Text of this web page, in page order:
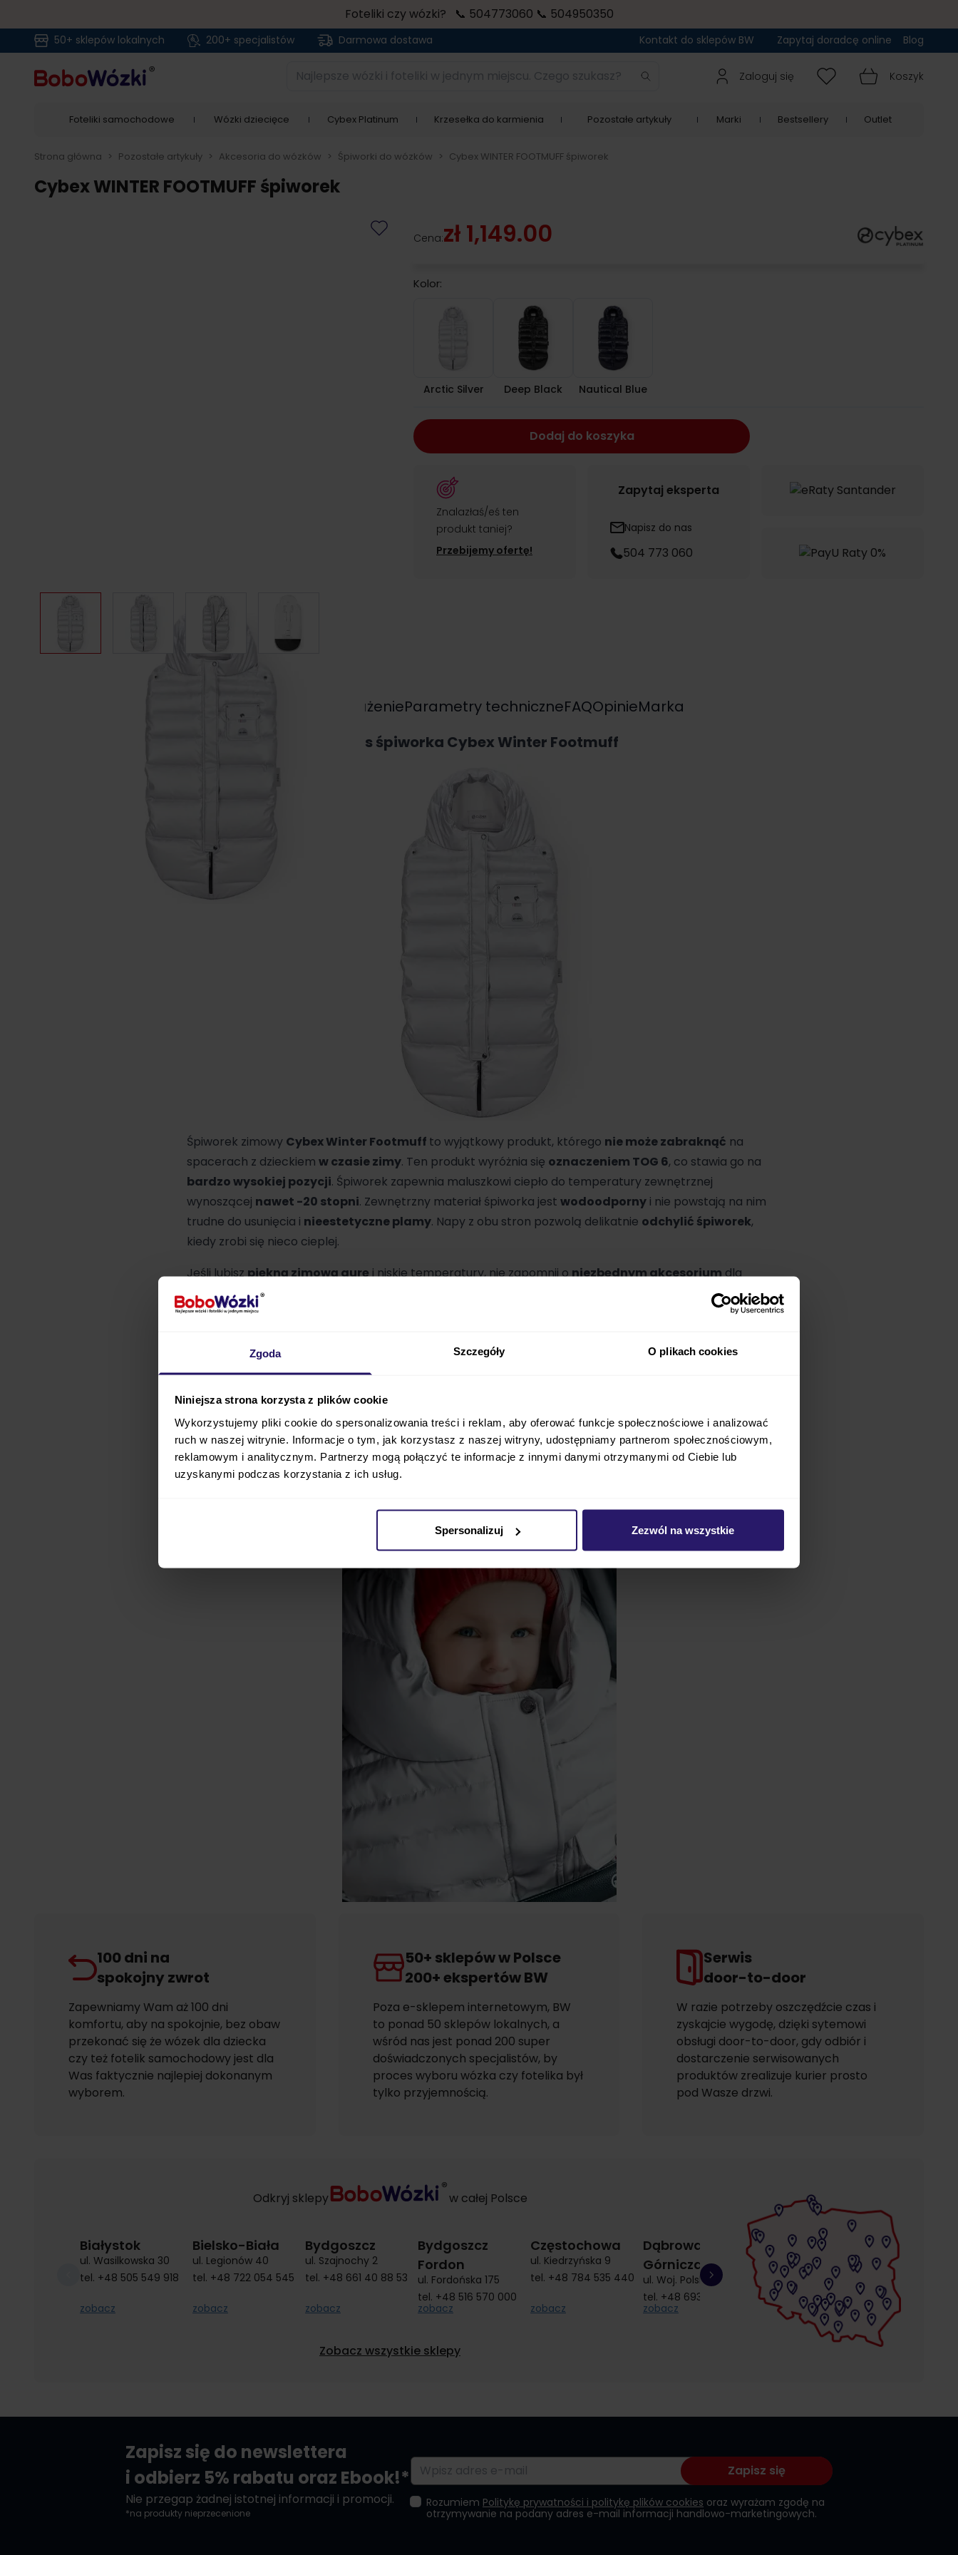
Zgoda Szczegóły O plikach cookies
Niniejsza strona korzysta z plików cookie
Wykorzystujemy pliki cookie do spersonalizowania treści i reklam, aby oferować funkcje społecznościowe i analizować
ruch w naszej witrynie. Informacje o tym, jak korzystasz z naszej witryny, udostępniamy partnerom społecznościowym,
reklamowym i analitycznym. Partnerzy mogą połączyć te informacje z innymi danymi otrzymanymi od Ciebie lub
uzyskanymi podczas korzystania z ich usług.
Spersonalizuj Zezwól na wszystkie
Foteliki czy wózki? 📞 504773060 📞 504950350
50+ sklepów lokalnych 200+ specjalistów Darmowa dostawa Kontakt do sklepów BW Zapytaj doradcę online Blog
Najlepsze wózki i foteliki w jednym miejscu. Czego szukasz? Zaloguj się Koszyk
Foteliki samochodowe Wózki dziecięce Cybex Platinum Krzesełka do karmienia Pozostałe artykuły Marki Bestsellery Outlet
Strona główna > Pozostałe artykuły > Akcesoria do wózków > Śpiworki do wózków > Cybex WINTER FOOTMUFF śpiworek
Cybex WINTER FOOTMUFF śpiworek
Cena:zł 1,149.00
Kolor:
Arctic Silver
Arctic Silver
Deep Black
Deep Black
Nautical Blue
Nautical Blue
Dodaj do koszyka
Znalazłaś/eś ten
produkt taniej?
Przebijemy ofertę!
Zapytaj eksperta
Napisz do nas
504 773 060
Opis śpiworka Cybex Winter Footmuff
Śpiworek zimowy CybexWinter Footmuff to wyjątkowy produkt, którego nie może zabraknąć na
spacerach z dzieckiem w czasie zimy. Ten produkt wyróżnia się oznaczeniem TOG 6, co stawia go na
bardzo wysokiej pozycji. Śpiworek zapewnia maluszkowi ciepło do temperatury zewnętrznej
wynoszącej nawet -20 stopni. Zewnętrzny materiał śpiworka jest wodoodporny i nie powstają na nim
trudne do usunięcia i nieestetyczne plamy. Napy z obu stron pozwolą delikatnie odchylić śpiworek,
kiedy zrobi się nieco cieplej.
Jeśli lubiszpiękną zimową auręi niskie temperatury, nie zapomnij oniezbędnymakcesoriumdla
Twojego maluszka. Na czas spacerów niezbędny okaże się śpiworek
. Zadba, by
Twoje dziecko w
nie odczuwało najmniejszego chłodu, a spacery
naprawdę zimno
najwyższym parametrom
może dojść do przegrzania dziecka,
kiedy zaczniesz korzystać ze śpiworka zbyt wcześnie.
Footmuffwystępuje obecnie w trzech wariantach kolorystycznych. Dopasujesz idealny dla dziewczynki
(np.Arctic Silver ) i dla chłopca (np.Nautical Blue):
Cybex Winter Footmuff Arctic Silver,
Cybex Winter Footmuff Deep Black,
Cybex Winter Footmuff - dla zdrowia i wygody maluszka
WyposażenieParametry techniczneFAQOpinieMarka
100 dni na
spokojny zwrot
Zapewniamy Wam aż 100 dni
komfortu, aby na spokojnie, bez obaw
przekonać się że wózek dla dziecka
czy też fotelik samochodowy jest dla
Was faktycznie najlepiej dokonanym
wyborem.
50+ sklepów w Polsce
200+ ekspertów BW
Poza e-sklepem internetowym, BW
to ponad 50 sklepów lokalnych, a
wśród nas jest ponad 200 super
doświadczonych specjalistów, by
proces wyboru wózka czy fotelika był
tylko przyjemnością.
Serwis
door-to-door
W razie potrzeby oszczędźcie czas i
zyskajcie wygodę, dzięki sytemowi
obsługi door-to-door, gdy odbiór i
dostarczenie serwisowanych
produktów zrealizuje kurier prosto
pod Wasze drzwi.
Odkryj sklepy w całej Polsce
Białystok
ul. Wasilkowska 30
tel. +48 505 549 918
zobacz
Bielsko-Biała
ul. Legionów 40
tel. +48 722 054 545
zobacz
Bydgoszcz
ul. Szajnochy 2
tel. +48 661 40 88 53
zobacz
Bydgoszcz
Fordon
ul. Fordońska 175
tel. +48 516 570 000
zobacz
Częstochowa
ul. Kiedrzyńska 9
tel. +48 784 535 440
zobacz
Dąbrowa
Górnicza
ul. Woj. Polskiego 3
tel. +48 693 692 414
zobacz
Gdańsk
Łostowice
ul. Łostowicka 4
tel. +48 504 968 360
zobacz
Gdańsk
Przymorze
ul. Kołobrzeska 30
tel. +48 510 857
zobacz
Zobacz wszystkie sklepy
Zapisz się do newslettera
i odbierz 5% rabatu oraz Ebook!*
Nie przegap żadnej istotnej informacji i promocji.
*na produkty nieprzecenione
Adres e-mail
Rozumiem Politykę prywatności i politykę plików cookies oraz wyrażam zgodę na
otrzymywanie na podany adres e-mail informacji handlowo-marketingowych.
Zapisz się